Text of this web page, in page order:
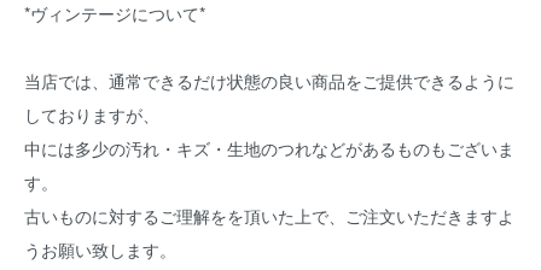
*ヴィンテージについて*
当店では、通常できるだけ状態の良い商品をご提供できるように
しておりますが、
中には多少の汚れ・キズ・生地のつれなどがあるものもございま
す。
古いものに対するご理解をを頂いた上で、ご注文いただきますよ
うお願い致します。